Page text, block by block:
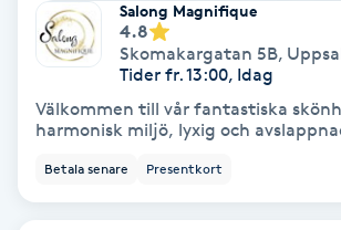
Gel naglar
Gellack med förstärkning
Salong Magnifique
4.8
Skomakargatan 5B,
Tider fr. 13:00, Idag
Välkommen till vår fantastiska
harmonisk miljö, lyxig och
Betala senare Presentkort